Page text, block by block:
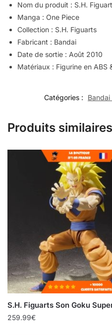
Nom du produit : S.H.
Manga : One Piece
Collection : S.H. Figuarts
Fabricant : Bandai
Date de sortie : Août 2010
Matériaux : Figurine en ABS
Catégories :
Produits similaires
S.H. Figuarts Son Goku
259.99€